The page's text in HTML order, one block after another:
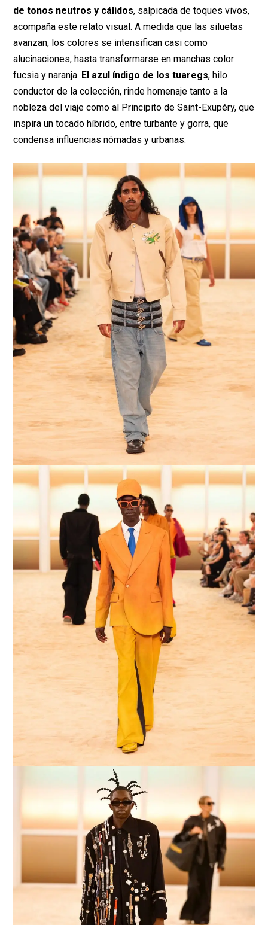
de tonos neutros y cálidos, salpicada de toques vivos,
acompaña este relato visual. A medida que las siluetas
avanzan, los colores se intensifican casi como
alucinaciones, hasta transformarse en manchas color
fucsia y naranja. El azul índigo de los tuaregs, hilo
conductor de la colección, rinde homenaje tanto a la
nobleza del viaje como al Principito de Saint-Exupéry, que
inspira un tocado híbrido, entre turbante y gorra, que
condensa influencias nómadas y urbanas.